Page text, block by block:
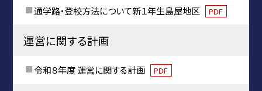
通学路・登校方法について新１年生島屋地区 PDF
運営に関する計画
令和８年度 運営に関する計画 PDF